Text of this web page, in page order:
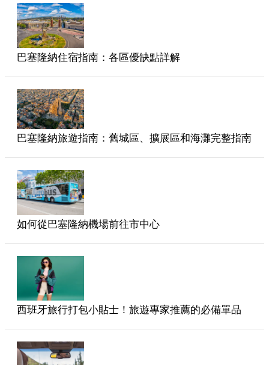
巴塞隆納住宿指南：各區優缺點詳解
巴塞隆納旅遊指南：舊城區、擴展區和海灘完整指南
如何從巴塞隆納機場前往市中心
西班牙旅行打包小貼士！旅遊專家推薦的必備單品